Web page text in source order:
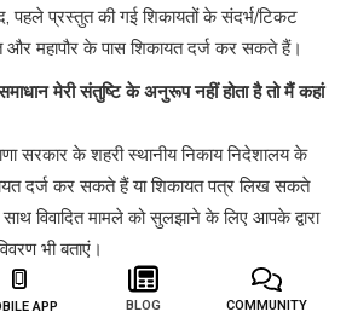
प्रस्तुत की गई शिकायतों के संदर्भ/टिकट
महापौर के पास शिकायत दर्ज कर सकते हैं।
मेरी संतुष्टि के अनुरूप नहीं होता है तो मैं कहां
सरकार के शहरी स्थानीय निकाय निदेशालय के
दर्ज कर सकते हैं या शिकायत पत्र लिख सकते
विवादित मामले को सुलझाने के लिए आपके द्वारा
भी बताएं।
APP BLOG COMMUNITY